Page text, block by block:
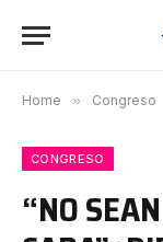
Home » Congreso
CONGRESO
“NO